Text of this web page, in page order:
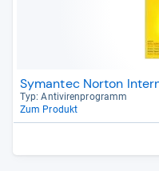
Symantec Norton
Typ: Anti­vi­ren­pro­gramm
Zum Produkt